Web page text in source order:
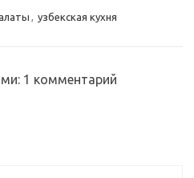
, узбекская кухня
: 1 комментарий